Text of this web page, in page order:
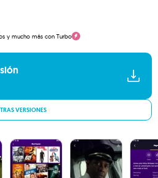
y mucho más con Turbo
VERSIONES